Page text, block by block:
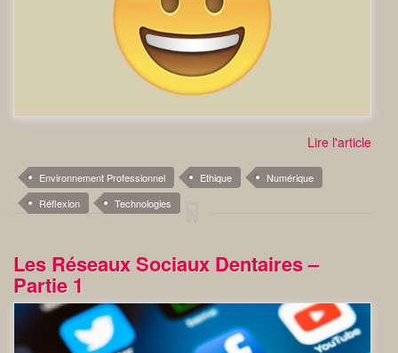
Lire l'article
Environnement Professionnel Ethique
Numérique
Réflexion
Technologies
Les Réseaux Sociaux Dentaires –
Partie 1